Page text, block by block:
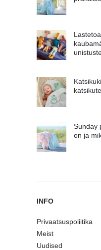
Sunday
on ja
INFO
Privaatsuspoliitika
Meist
Uudised